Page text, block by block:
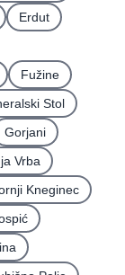
Erdut
Fužine
Stol
Gorjani
Vrba
Kneginec